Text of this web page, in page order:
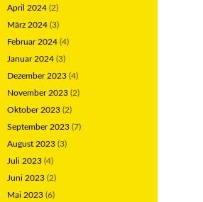
April 2024 (2)
März 2024 (3)
Februar 2024 (4)
Januar 2024 (3)
Dezember 2023 (4)
November 2023 (2)
Oktober 2023 (2)
September 2023 (7)
August 2023 (3)
Juli 2023 (4)
Juni 2023 (2)
Mai 2023 (6)